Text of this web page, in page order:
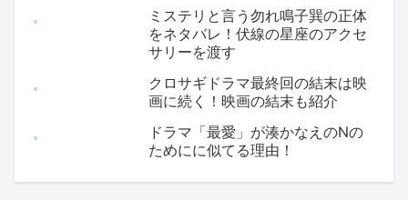
ミステリと言う勿れ鳴子巽の正体
をネタバレ！伏線の星座のアクセ
サリーを渡す
クロサギドラマ最終回の結末は映
画に続く！映画の結末も紹介
ドラマ「最愛」が湊かなえのNの
ためにに似てる理由！